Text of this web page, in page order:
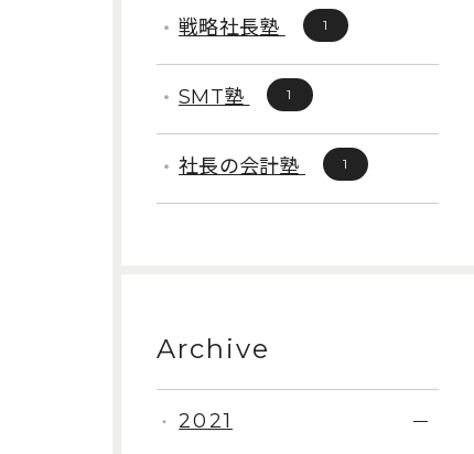
戦略社長塾 1
SMT塾 1
社長の会計塾 1
Archive
・
2021